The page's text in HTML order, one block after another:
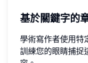
基於關鍵字的
學術寫作者使用特
訓練您的眼睛捕捉